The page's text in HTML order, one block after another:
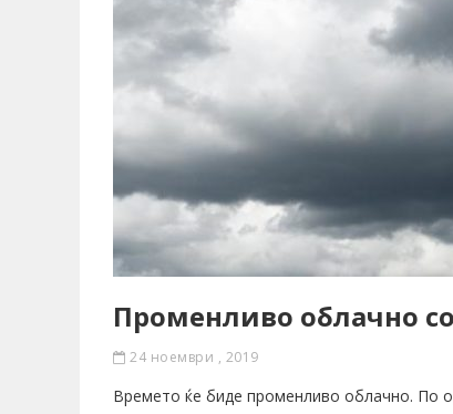
Променливо облачно
24 ноември , 2019
Времето ќе биде променливо облачно. По